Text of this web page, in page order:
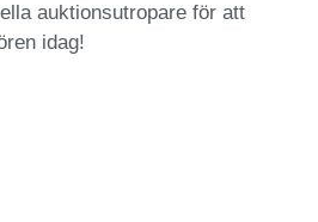
auktionsutropare för att
idag!